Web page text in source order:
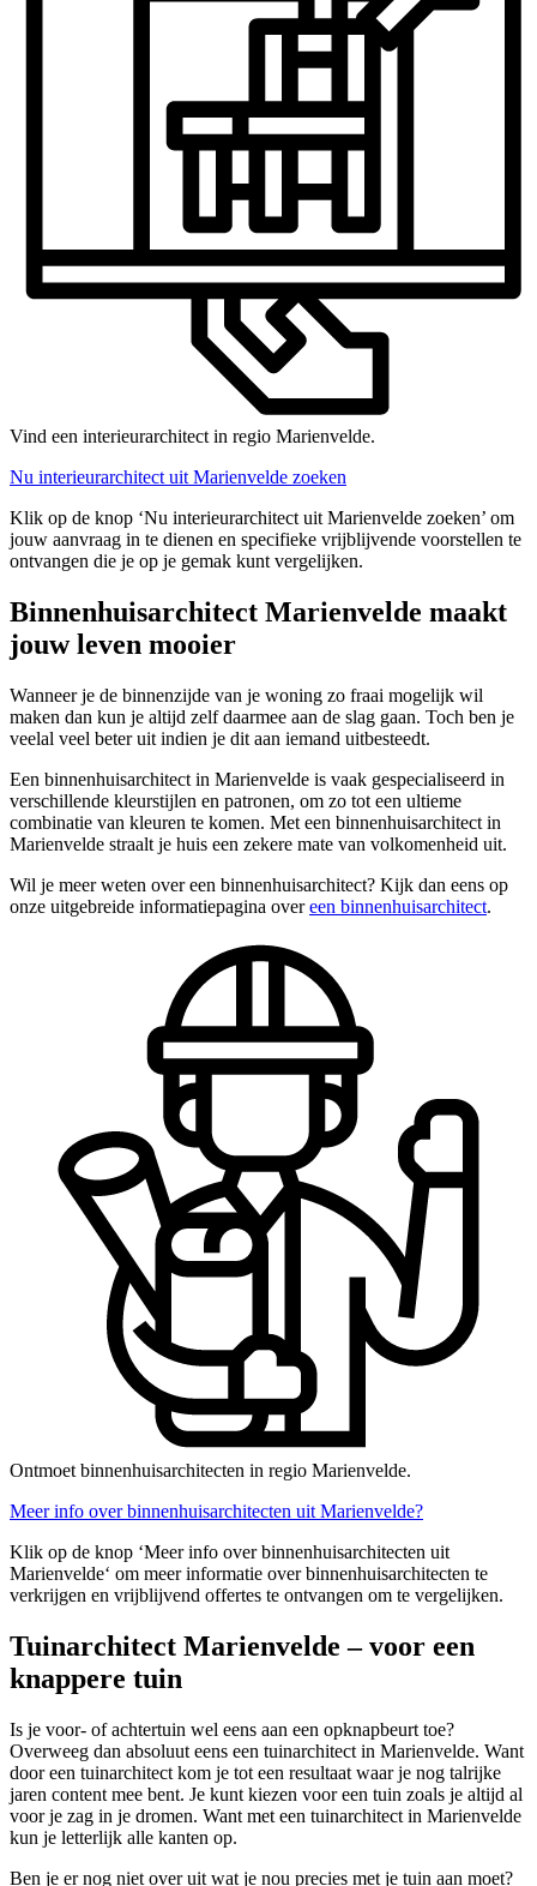
Vind een interieurarchitect in regio Marienvelde.
Nu interieurarchitect uit Marienvelde zoeken
Klik op de knop ‘Nu interieurarchitect uit Marienvelde zoeken’ om
jouw aanvraag in te dienen en specifieke vrijblijvende voorstellen te
ontvangen die je op je gemak kunt vergelijken.
Binnenhuisarchitect Marienvelde maakt
jouw leven mooier
Wanneer je de binnenzijde van je woning zo fraai mogelijk wil
maken dan kun je altijd zelf daarmee aan de slag gaan. Toch ben je
veelal veel beter uit indien je dit aan iemand uitbesteedt.
Een binnenhuisarchitect in Marienvelde is vaak gespecialiseerd in
verschillende kleurstijlen en patronen, om zo tot een ultieme
combinatie van kleuren te komen. Met een binnenhuisarchitect in
Marienvelde straalt je huis een zekere mate van volkomenheid uit.
Wil je meer weten over een binnenhuisarchitect? Kijk dan eens op
onze uitgebreide informatiepagina overeen binnenhuisarchitect.
Ontmoet binnenhuisarchitecten in regio Marienvelde.
Meer info over binnenhuisarchitecten uit Marienvelde?
Klik op de knop ‘Meer info over binnenhuisarchitecten uit
Marienvelde‘ om meer informatie over binnenhuisarchitecten te
verkrijgen en vrijblijvend offertes te ontvangen om te vergelijken.
Tuinarchitect Marienvelde – voor een
knappere tuin
Is je voor- of achtertuin wel eens aan een opknapbeurt toe?
Overweeg dan absoluut eens een tuinarchitect in Marienvelde. Want
door een tuinarchitect kom je tot een resultaat waar je nog talrijke
jaren content mee bent. Je kunt kiezen voor een tuin zoals je altijd al
voor je zag in je dromen. Want met een tuinarchitect in Marienvelde
kun je letterlijk alle kanten op.
Ben je er nog niet over uit wat je nou precies met je tuin aan moet?